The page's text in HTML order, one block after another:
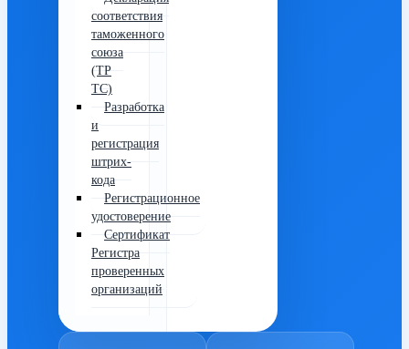
соответствия
таможенного
союза
(ТР
ТС)
Разработка
и
регистрация
штрих-
кода
Регистрационное
удостоверение
Сертификат
Регистра
проверенных
организаций